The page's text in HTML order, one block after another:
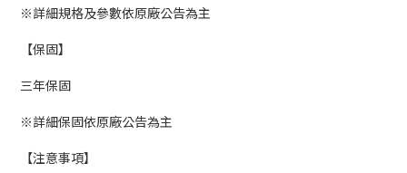
※詳細規格及參數依原廠公告為主
【保固】
三年保固
※詳細保固依原廠公告為主
【注意事項】